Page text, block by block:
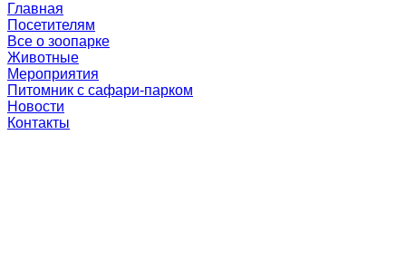
Главная
Посетителям
Все о зоопарке
Животные
Мероприятия
Питомник с сафари-парком
Новости
Контакты